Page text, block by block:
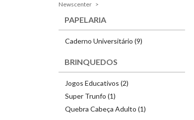
Newscenter
PAPELARIA
Caderno Universitário (9)
BRINQUEDOS
Jogos Educativos (2)
Super Trunfo (1)
Quebra Cabeça Adulto (1)